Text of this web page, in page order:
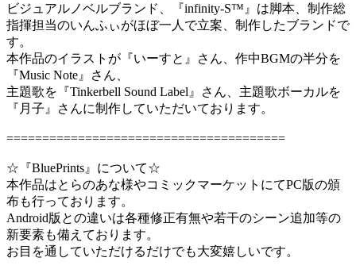
ビジュアルノベルブランド、『infinity-S™』は脚本、制作総
指揮担当のいんふぃがほぼ一人で立案、制作したブランドで
す。
本作品のイラストが『いーすと』さん、作中BGMの半分を
『Music Note』さん、
主題歌を『Tinkerbell Sound Label』さん、主題歌ボーカルを
『月子』さんに制作していただいております。
=======================================
☆『BluePrints』について☆
本作品はとらのあな様やコミックマーケットにてPC版の頒
布も行っております。
Android版との違いは各種修正有無や若干のシーン追加等の
新要素も備えております。
お目を通していただけるだけでも大変嬉しいです。